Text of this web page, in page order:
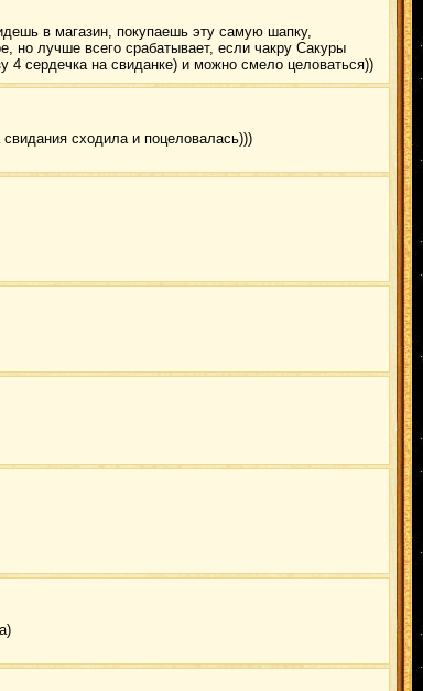
в магазин, покупаешь эту самую шапку,
но лучше всего срабатывает, если чакру Сакуры
4 сердечка на свиданке) и можно смело целоваться))
cходила и поцеловалась)))